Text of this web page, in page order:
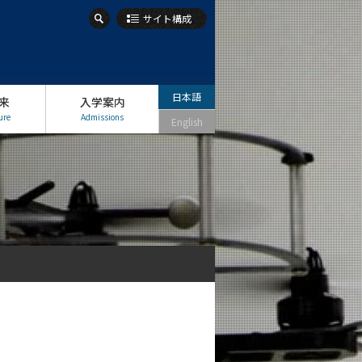
サイト構成
入学案内
Admissions
日本語
English